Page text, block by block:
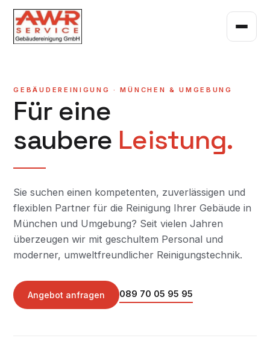
GEBÄUDEREINIGUNG · MÜNCHEN & UMGEBUNG
Für eine
saubere Leistung.
Sie suchen einen kompetenten, zuverlässigen und
flexiblen Partner für die Reinigung Ihrer Gebäude in
München und Umgebung? Seit vielen Jahren
überzeugen wir mit geschultem Personal und
moderner, umweltfreundlicher Reinigungstechnik.
Angebot anfragen 089 70 05 95 95